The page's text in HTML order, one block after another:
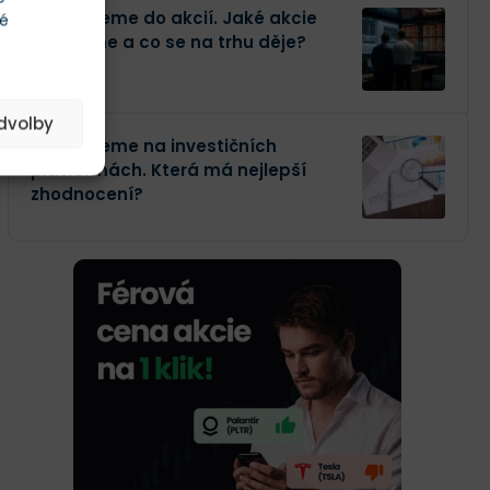
Investujeme do akcií. Jaké akcie
kupujeme a co se na trhu děje?
Investujeme na investičních
platformách. Která má nejlepší
zhodnocení?